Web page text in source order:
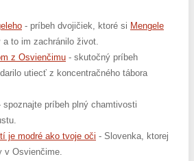
- príbeh dvojičiek, ktoré si Mengele
to im zachránilo život.
z Osvienčimu - skutočný príbeh
utiecť z koncentračného tábora
spoznajte príbeh plný chamtivosti
je modré ako tvoje oči - Slovenka, ktorej
v Osvienčime.